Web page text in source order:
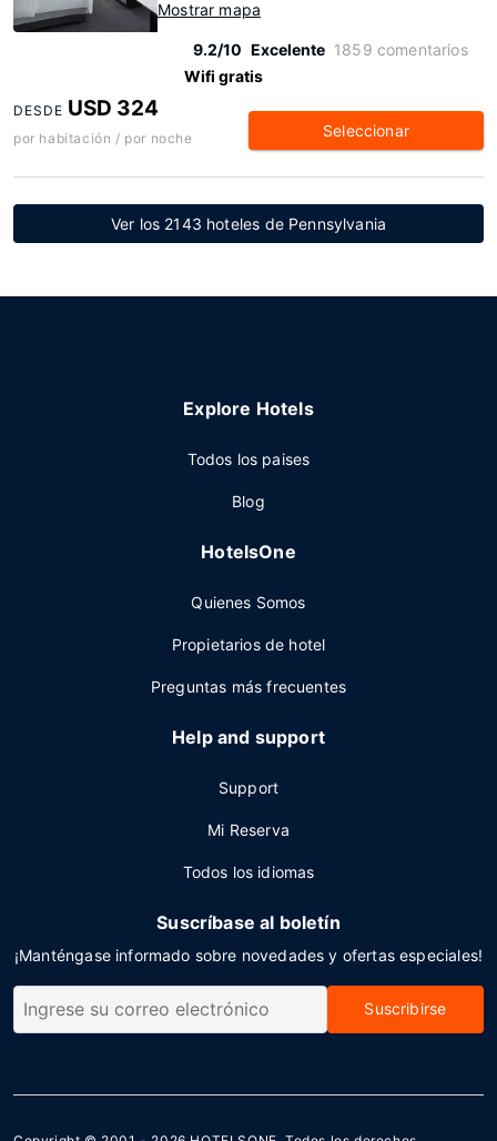
Mostrar mapa
9.2/10 Excelente 1859 comentarios
Wifi gratis
DESDE USD 324
por habitación / por noche Seleccionar
Ver los 2143 hoteles de Pennsylvania
Explore Hotels
Todos los paises
Blog
HotelsOne
Quienes Somos
Propietarios de hotel
Preguntas más frecuentes
Help and support
Support
Mi Reserva
Todos los idiomas
Suscríbase al boletín
¡Manténgase informado sobre novedades y ofertas especiales!
Suscribirse